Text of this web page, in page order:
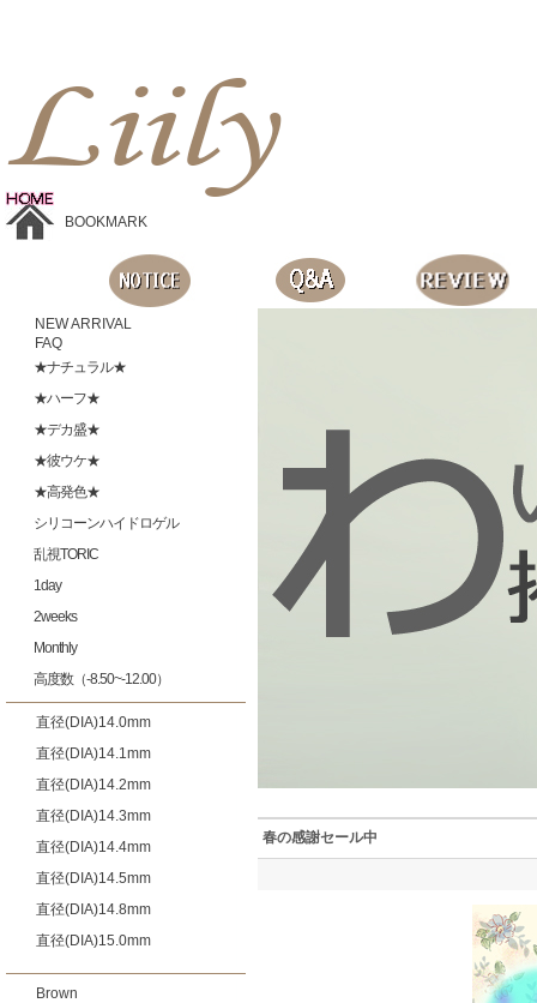
BOOKMARK
NEW ARRIVAL
FAQ
★ナチュラル★
★ハーフ★
★デカ盛★
★彼ウケ★
★高発色★
シリコーンハイドロゲル
乱視TORIC
1day
2weeks
Monthly
高度数（-8.50~-12.00）
直径(DIA)14.0mm
直径(DIA)14.1mm
直径(DIA)14.2mm
直径(DIA)14.3mm
直径(DIA)14.4mm
直径(DIA)14.5mm
直径(DIA)14.8mm
直径(DIA)15.0mm
Brown
春の感謝セール中